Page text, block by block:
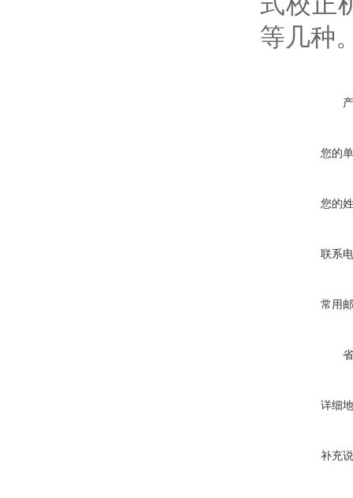
等几种
您的
您的
联系
常用
详细
补充